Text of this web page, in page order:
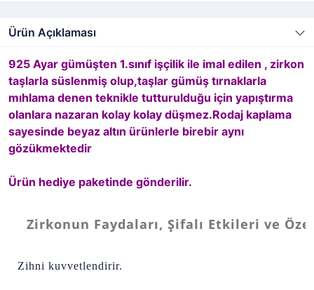
Ürün Açıklaması
925 Ayar gümüşten 1.sınıf işçilik ile imal edilen , zirkon
taşlarla süslenmiş olup,taşlar gümüş tırnaklarla
mıhlama denen teknikle tutturulduğu için yapıştırma
olanlara nazaran kolay kolay düşmez.Rodaj kaplama
sayesinde beyaz altın ürünlerle birebir aynı
gözükmektedir
Ürün hediye paketinde gönderilir.
Zirkonun Faydaları, Şifalı Etkileri ve
Zihni kuvvetlendirir.